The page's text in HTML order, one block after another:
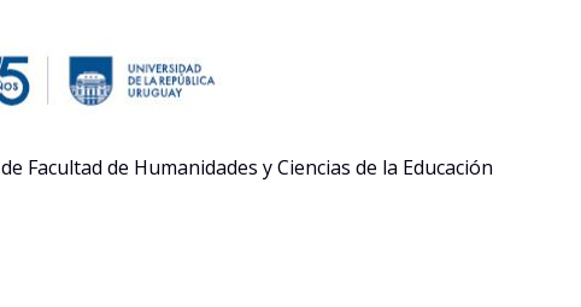
de Facultad de Humanidades y Ciencias de la Educación